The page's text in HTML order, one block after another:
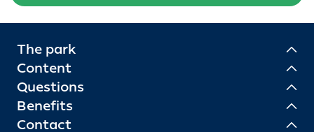
The park
Content
Questions
Benefits
Contact